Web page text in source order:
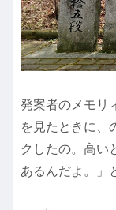
発案者のメモリ
を見たときに、
クしたの。高い
あるんだよ。」